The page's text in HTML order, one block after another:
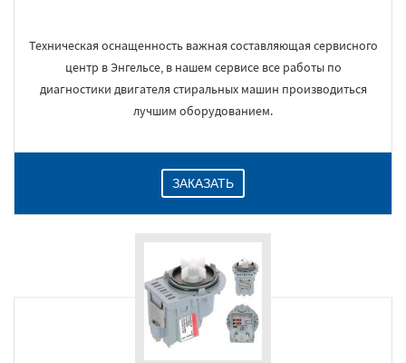
Техническая оснащенность важная составляющая сервисного
центр в Энгельсе, в нашем сервисе все работы по
диагностики двигателя стиральных машин производиться
лучшим оборудованием.
ЗАКАЗАТЬ